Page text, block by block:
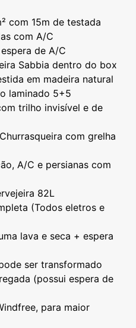
com 15m de testada
com A/C
de A/C
Sabbia dentro do box
em madeira natural
laminado 5+5
trilho invisível e de
com grelha
A/C e persianas com
82L
(Todos eletros e
lava e seca + espera
ser transformado
(possui espera de
para maior